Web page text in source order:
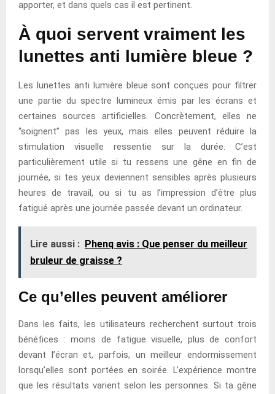
apporter, et dans quels cas il est pertinent.
À quoi servent vraiment les
lunettes anti lumière bleue ?
Les lunettes anti lumière bleue sont conçues pour filtrer
une partie du spectre lumineux émis par les écrans et
certaines sources artificielles. Concrètement, elles ne
“soignent” pas les yeux, mais elles peuvent réduire la
stimulation visuelle ressentie sur la durée. C’est
particulièrement utile si tu ressens une gêne en fin de
journée, si tes yeux deviennent sensibles après plusieurs
heures de travail, ou si tu as l’impression d’être plus
fatigué après une journée passée devant un ordinateur.
Lire aussi : Phenq avis : Que penser du meilleur
bruleur de graisse ?
Ce qu’elles peuvent améliorer
Dans les faits, les utilisateurs recherchent surtout trois
bénéfices : moins de fatigue visuelle, plus de confort
devant l’écran et, parfois, un meilleur endormissement
lorsqu’elles sont portées en soirée. L’expérience montre
que les résultats varient selon les personnes. Si ta gêne